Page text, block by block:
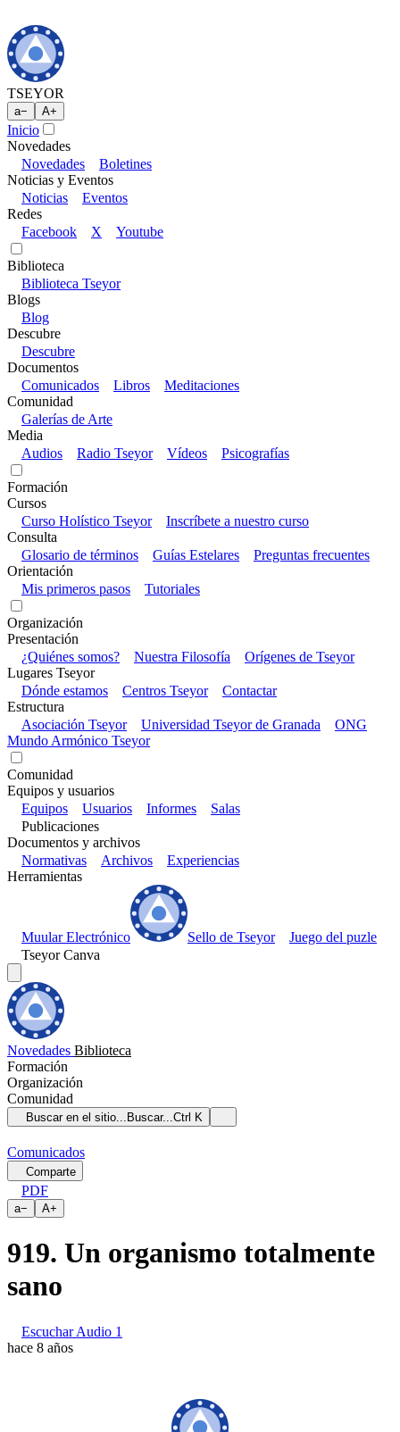
TSEYOR
a− A+
Inicio
Novedades
Novedades
Boletines
Noticias y Eventos
Noticias
Eventos
Redes
Facebook
X Youtube
Biblioteca
Biblioteca Tseyor
Blogs
Blog
Descubre
Descubre
Documentos
Comunicados
Libros
Meditaciones
Comunidad
Galerías de Arte
Media
Audios
Radio Tseyor Vídeos Psicografías
Formación
Cursos
Curso Holístico Tseyor
Inscríbete a nuestro curso
Consulta
Glosario de términos
Guías Estelares
Preguntas frecuentes
Orientación
Mis primeros pasos
Tutoriales
Organización
Presentación
¿Quiénes somos?
Nuestra Filosofía
Orígenes de Tseyor
Lugares Tseyor
Dónde estamos
Centros Tseyor
Contactar
Estructura
Asociación Tseyor
Universidad Tseyor de Granada
ONG
Mundo Armónico Tseyor
Comunidad
Equipos y usuarios
Equipos
Usuarios Informes
Salas
Publicaciones
Documentos y archivos
Normativas
Archivos
Experiencias
Herramientas
Muular Electrónico Sello de Tseyor
Juego del puzle
Tseyor Canva
Novedades Biblioteca
Formación
Organización
Comunidad
Buscar en el sitio... Buscar...Ctrl K
Comunicados
Comparte
PDF
a− A+
919. Un organismo totalmente
sano
Escuchar Audio 1
hace 8 años